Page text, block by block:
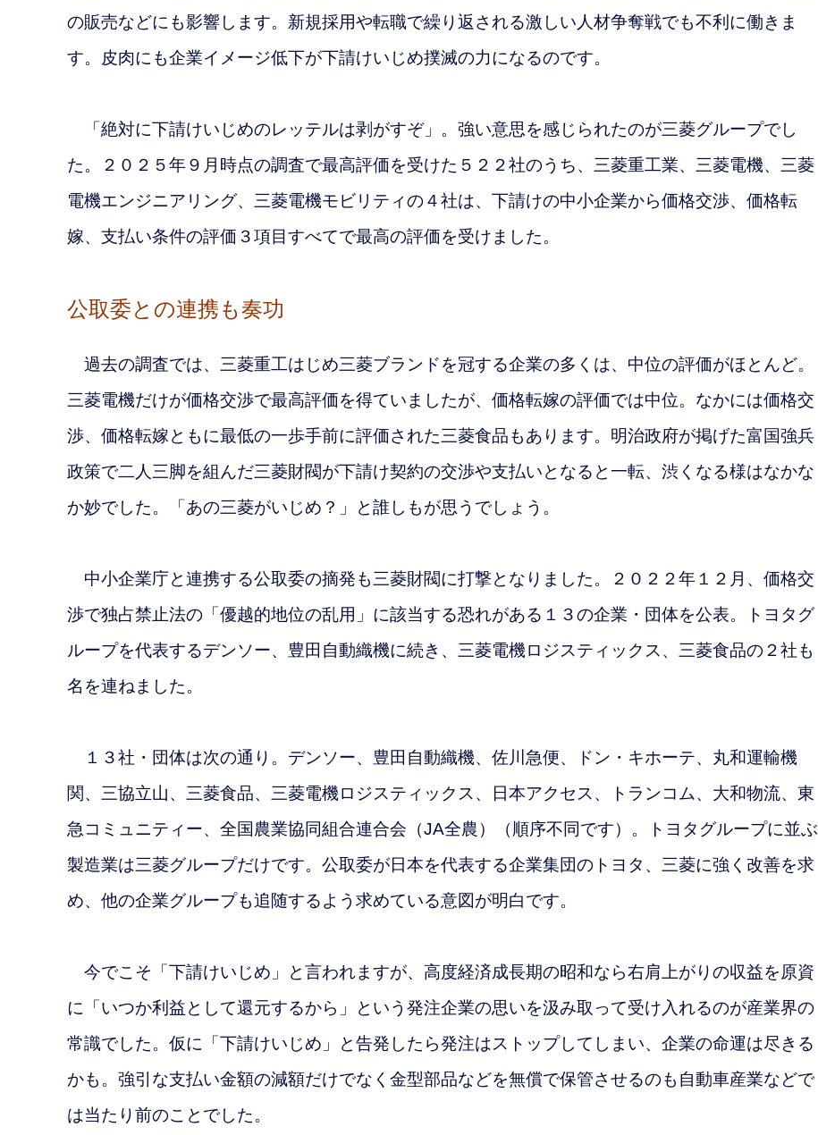
の販売などにも影響します。新規採用や転職で繰り返される激しい人材争奪戦でも不利に働きま
す。皮肉にも企業イメージ低下が下請けいじめ撲滅の力になるのです。
「絶対に下請けいじめのレッテルは剥がすぞ」。強い意思を感じられたのが三菱グループでし
た。２０２５年９月時点の調査で最高評価を受けた５２２社のうち、 三菱重工業、三菱電機、三菱
電機エンジニアリング、三菱電機モビリティの４社は、下請けの中小企業から価格交渉、価格転
嫁、支払い条件の評価３項目すべてで最高の評価を受けました。
公取委との連携も奏功
過去の調査では、三菱重工はじめ三菱ブランドを冠する企業の多くは、中位の評価がほとんど。
三菱電機だけが価格交渉で最高評価を得ていましたが、価格転嫁の評価では中位。なかには価格交
渉、価格転嫁ともに最低の一歩手前に評価された三菱食品もあります。明治政府が掲げた富国強兵
政策で二人三脚を組んだ三菱財閥が下請け契約の交渉や支払いとなると一転、渋くなる様はなかな
か妙でした。「あの三菱がいじめ？」と誰しもが思うでしょう。
中小企業庁と連携する公取委の摘発も三菱財閥に打撃となりました。２０２２年１２月、価格交
渉で独占禁止法の「優越的地位の乱用」に該当する恐れがある １３の企業・団体を公表。トヨタグ
ループを代表するデンソー、豊田自動織機に続き、三菱電機ロジスティックス、三菱食品の２社も
名を連ねました。
１３社・団体は次の通り。デンソー、豊田自動織機、佐川急便、ドン・キホーテ、丸和運輸機
関、三協立山、三菱食品、三菱電機ロジスティックス、日本アクセス、トランコム、大和物流、東
急コミュニティー、全国農業協同組合連合会（JA全農）（順序不同です）。
トヨタグループに並ぶ
製造業は三菱グループだけです。公取委が日本を代表する企業集団のトヨタ、三菱に強く改善を求
め、他の企業グループも追随するよう求めている意図が明白です。
今でこそ「下請けいじめ」と言われますが、高度経済成長期の昭和なら右肩上がりの収益を原資
に「いつか利益として還元するから」という発注企業の思いを汲み取って受け入れるのが産業界の
常識でした。仮に「下請けいじめ」と告発したら発注はストップしてしまい、企業の命運は尽きる
かも。強引な支払い金額の減額だけでなく金型部品などを無償で保管させるのも自動車産業などで
は当たり前のことでした。